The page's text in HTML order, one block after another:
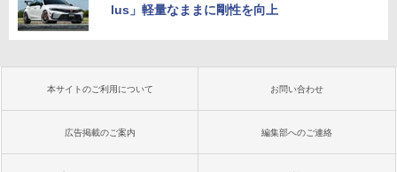
lus」軽量なままに剛性を向上
本サイトのご利用について お問い合わせ
広告掲載のご案内 編集部へのご連絡